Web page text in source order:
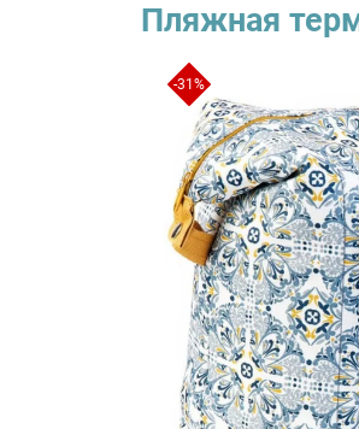
Пляжная
-31%